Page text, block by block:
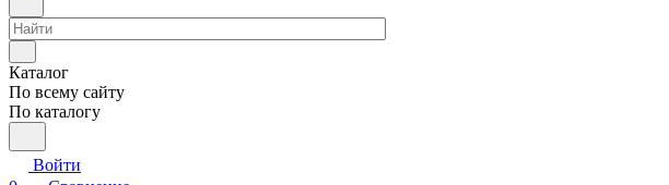
Каталог
По всему сайту
По каталогу
Войти